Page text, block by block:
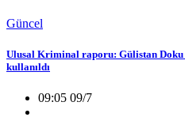
Güncel
Ulusal Kriminal raporu: Gülistan
kullanıldı
09:05 09/7